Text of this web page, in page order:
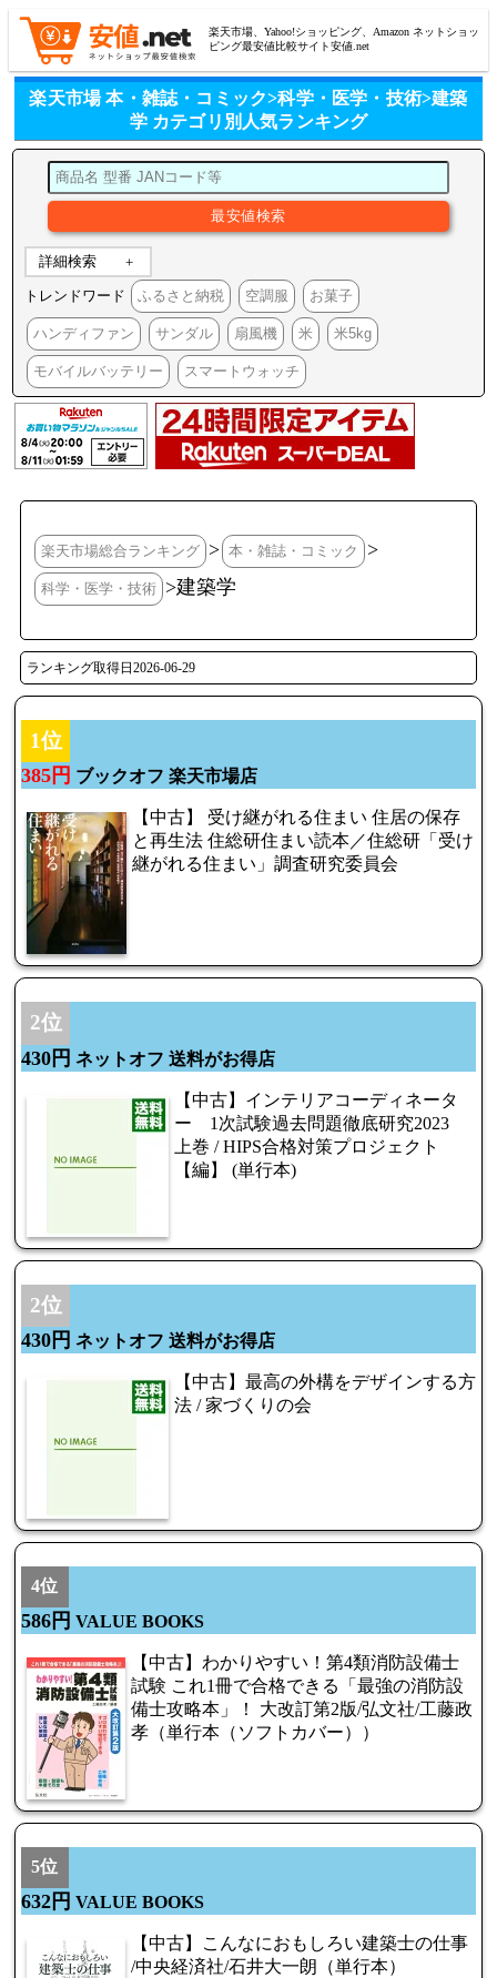
楽天市場、Yahoo!ショッピング、Amazon ネットショッ
ピング最安値比較サイト安値.net
楽天市場 本・雑誌・コミック>科学・医学・技術>建築
学 カテゴリ別人気ランキング
詳細検索
トレンドワード ふるさと納税 空調服 お菓子
ハンディファン サンダル 扇風機 米 米5kg
モバイルバッテリー スマートウォッチ
楽天市場総合ランキング > 本・雑誌・コミック >
科学・医学・技術 >建築学
ランキング取得日2026-06-29
1位
385円 ブックオフ 楽天市場店
【中古】 受け継がれる住まい 住居の保存
と再生法 住総研住まい読本／住総研「受け
継がれる住まい」調査研究委員会
2位
430円 ネットオフ 送料がお得店
【中古】インテリアコーディネータ
ー 1次試験過去問題徹底研究2023
上巻 / HIPS合格対策プロジェクト
【編】 (単行本)
2位
430円 ネットオフ 送料がお得店
【中古】最高の外構をデザインする方
法 / 家づくりの会
4位
586円 VALUE BOOKS
【中古】わかりやすい！第4類消防設備士
試験 これ1冊で合格できる「最強の消防設
備士攻略本」！ 大改訂第2版/弘文社/工藤政
孝（単行本（ソフトカバー））
5位
632円 VALUE BOOKS
【中古】こんなにおもしろい建築士の仕事
/中央経済社/石井大一朗（単行本）